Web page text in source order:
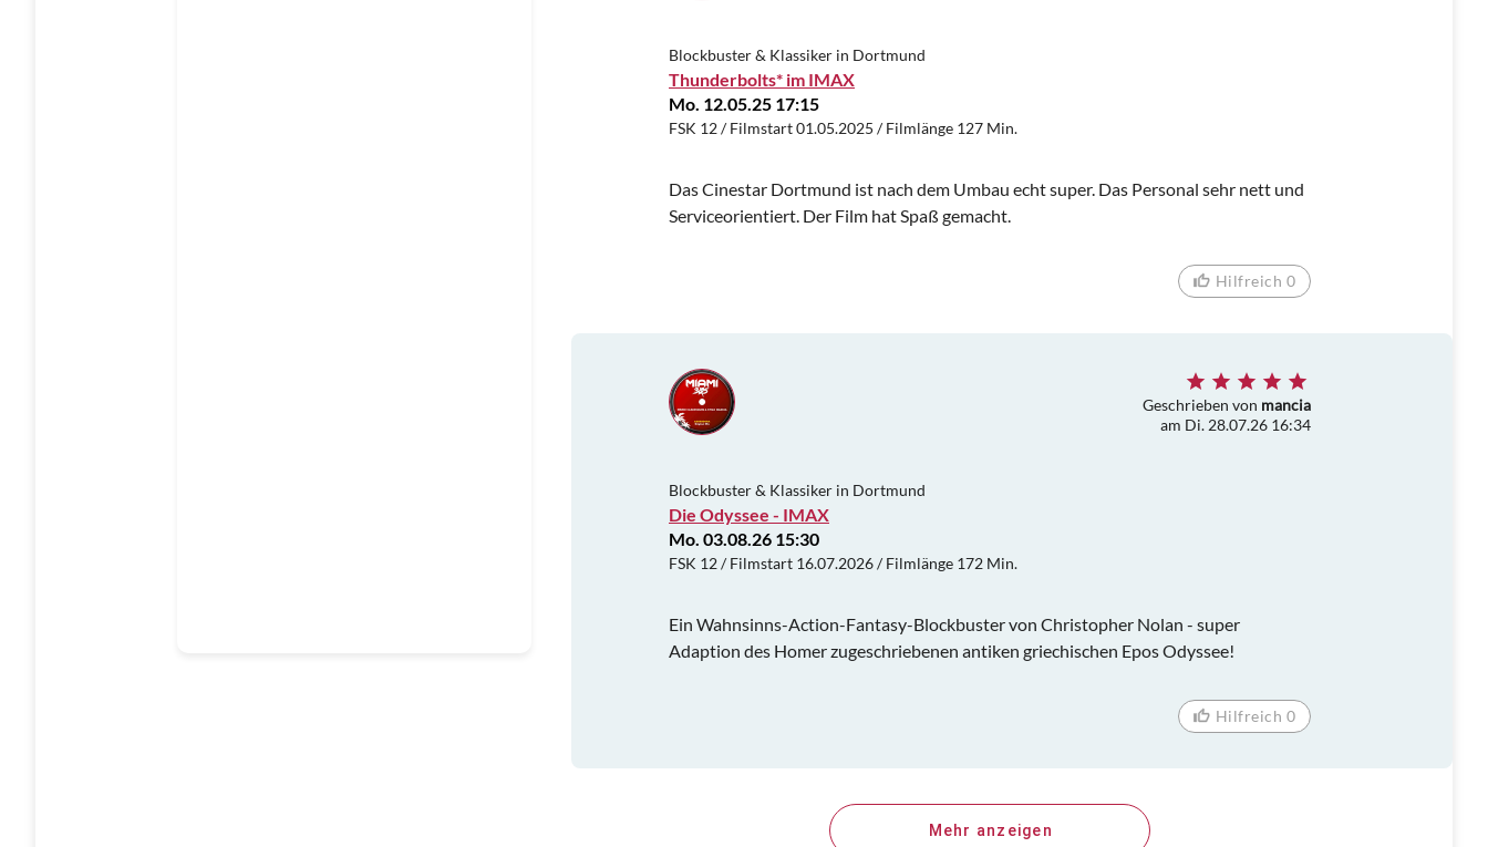
Blockbuster & Klassiker in Dortmund
Thunderbolts* im IMAX
Mo. 12.05.25 17:15
FSK 12 / Filmstart 01.05.2025 / Filmlänge 127 Min.
Das Cinestar Dortmund ist nach dem Umbau echt super. Das Personal sehr nett und
Serviceorientiert. Der Film hat Spaß gemacht.
Hilfreich 0
Geschrieben von mancia
am Di. 28.07.26 16:34
Blockbuster & Klassiker in Dortmund
Die Odyssee - IMAX
Mo. 03.08.26 15:30
FSK 12 / Filmstart 16.07.2026 / Filmlänge 172 Min.
Ein Wahnsinns-Action-Fantasy-Blockbuster von Christopher Nolan - super
Adaption des Homer zugeschriebenen antiken griechischen Epos Odyssee!
Hilfreich 0
Mehr anzeigen